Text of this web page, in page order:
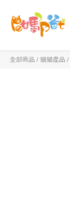
全部商品 /貓貓產品 /